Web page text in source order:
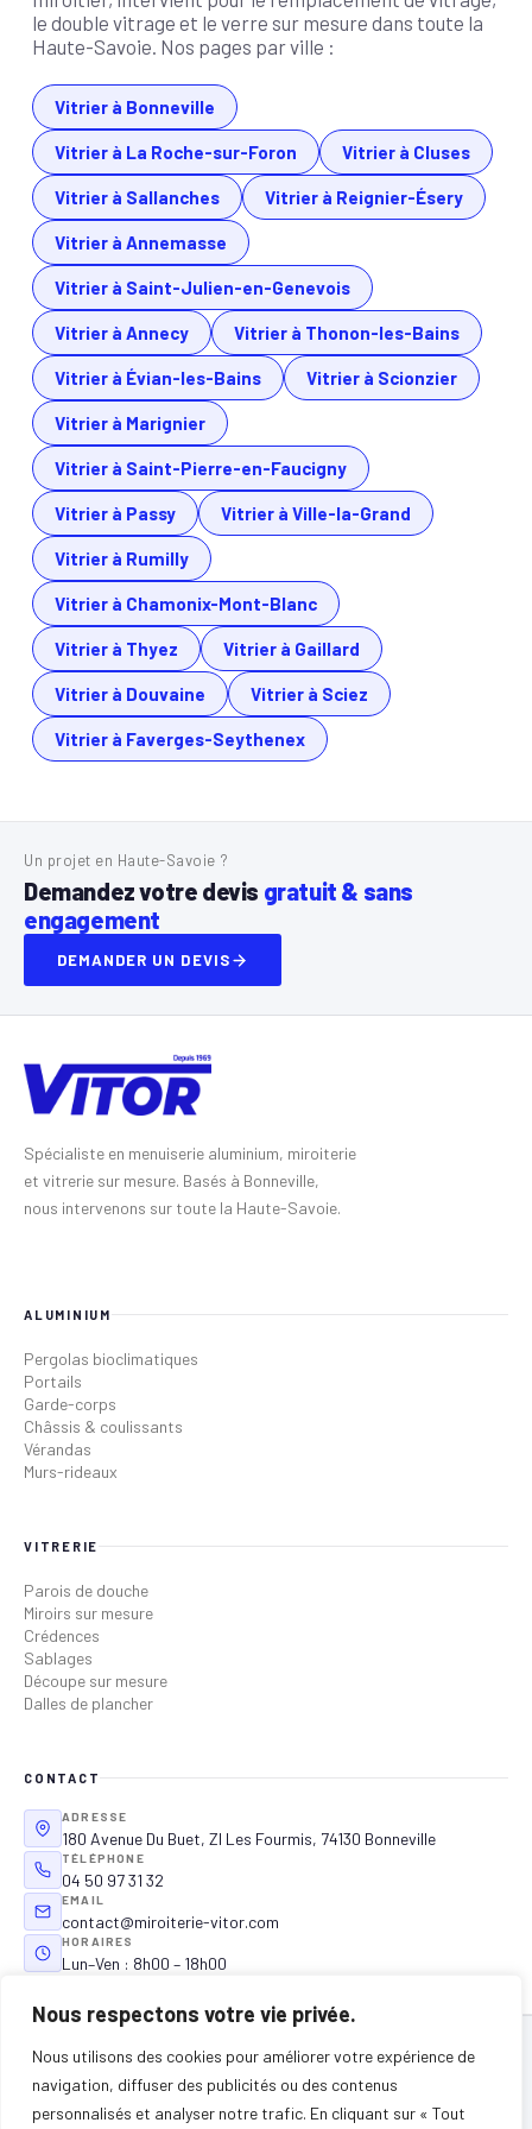
Nous respectons votre vie privée.
Nous utilisons des cookies pour améliorer votre expérience de
navigation, diffuser des publicités ou des contenus
personnalisés et analyser notre trafic. En cliquant sur « Tout
le double vitrage et le verre sur mesure dans toute la
Haute-Savoie. Nos pages par ville :
Vitrier à Bonneville
Vitrier à La Roche-sur-Foron Vitrier à Cluses
Vitrier à Sallanches Vitrier à Reignier-Ésery
Vitrier à Annemasse
Vitrier à Saint-Julien-en-Genevois
Vitrier à Annecy Vitrier à Thonon-les-Bains
Vitrier à Évian-les-Bains Vitrier à Scionzier
Vitrier à Marignier
Vitrier à Saint-Pierre-en-Faucigny
Vitrier à Passy Vitrier à Ville-la-Grand
Vitrier à Rumilly
Vitrier à Chamonix-Mont-Blanc
Vitrier à Thyez Vitrier à Gaillard
Vitrier à Douvaine Vitrier à Sciez
Vitrier à Faverges-Seythenex
Un projet en Haute-Savoie ?
Demandez votre devis gratuit & sans
engagement
DEMANDER UN DEVIS
Spécialiste en menuiserie aluminium, miroiterie
et vitrerie sur mesure. Basés à Bonneville,
nous intervenons sur toute la Haute-Savoie.
ALUMINIUM
Pergolas bioclimatiques
Portails
Garde-corps
Châssis & coulissants
Vérandas
Murs-rideaux
VITRERIE
Parois de douche
Miroirs sur mesure
Crédences
Sablages
Découpe sur mesure
Dalles de plancher
CONTACT
ADRESSE
180 Avenue Du Buet, ZI Les Fourmis, 74130 Bonneville
TÉLÉPHONE
04 50 97 31 32
EMAIL
contact@miroiterie-vitor.com
HORAIRES
Lun–Ven : 8h00 – 18h00
Bonneville · Annecy · Annemasse · Chamonix · Cluses · Thonon-les-Bains ·
Sallanches · Megève · Saint-Gervais · Morzine · Évian · La Roche-sur-Foron ·
et toute la Haute-Savoie (74)